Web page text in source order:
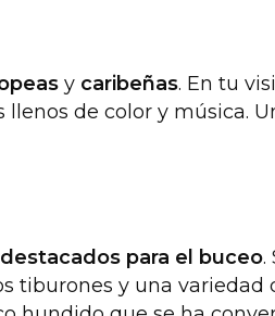
y caribeñas. En tu
llenos de color y música.
para el buceo.
tiburones y una variedad